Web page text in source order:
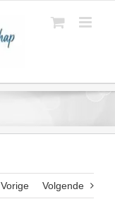
Vorige Volgende